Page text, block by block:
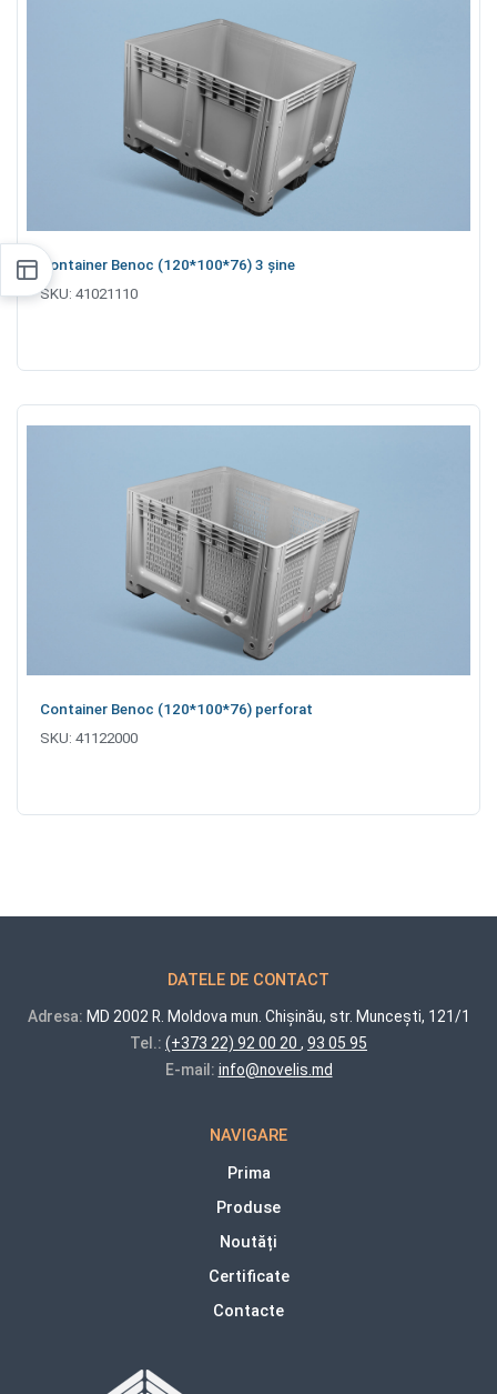
Container Benoc (120*100*76) 3 șine
SKU: 41021110
Container Benoc (120*100*76) perforat
SKU: 41122000
DATELE DE CONTACT
Adresa: MD 2002 R. Moldova mun. Chișinău, str. Muncești, 121/1
Tel.: (+373 22) 92 00 20 , 93 05 95
E-mail: info@novelis.md
NAVIGARE
Prima
Produse
Noutăți
Certificate
Contacte